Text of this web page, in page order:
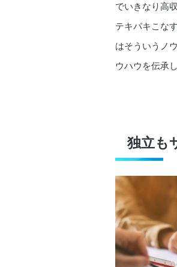
でいきなり高
テキパキこな
はそういうノ
ウハウを伝承
独立も